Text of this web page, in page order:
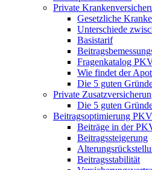
Private
Gesetzliche
Unterschiede
Basistarif
Fragenkatalog
Wie findet der
Die 5 guten
Private
Die 5 guten
Beitragsoptimierung PKV
Beiträge in der
Beitragssteigerung
Beitragsstabilität